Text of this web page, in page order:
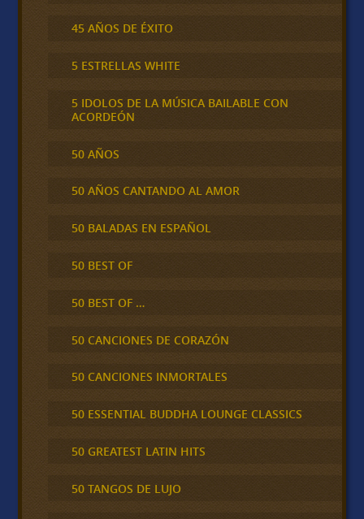
45 AÑOS DE ÉXITO
5 ESTRELLAS WHITE
5 IDOLOS DE LA MÚSICA BAILABLE CON
ACORDEÓN
50 AÑOS
50 AÑOS CANTANDO AL AMOR
50 BALADAS EN ESPAÑOL
50 BEST OF
50 BEST OF …
50 CANCIONES DE CORAZÓN
50 CANCIONES INMORTALES
50 ESSENTIAL BUDDHA LOUNGE CLASSICS
50 GREATEST LATIN HITS
50 TANGOS DE LUJO